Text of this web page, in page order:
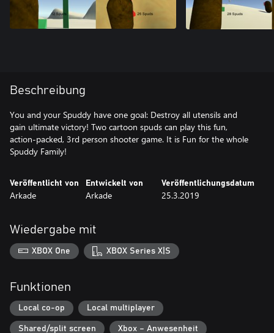
Beschreibung
You and your Spuddy have one goal: Destroy all utensils and
gain ultimate victory! Two cartoon spuds can play this fun,
action-packed, 3rd person shooter game. It is Fun for the whole
Spuddy Family!
Veröffentlicht von
Arkade
Entwickelt von
Arkade
Veröffentlichungsdatum
25.3.2019
Wiedergabe mit
XBOX One XBOX Series X|S
Funktionen
Local co-op Local multiplayer
Shared/split screen Xbox – Anwesenheit